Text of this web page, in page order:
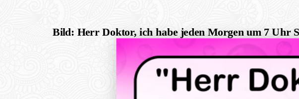
Bild: Herr Doktor, ich habe jeden Morgen um 7 Uhr